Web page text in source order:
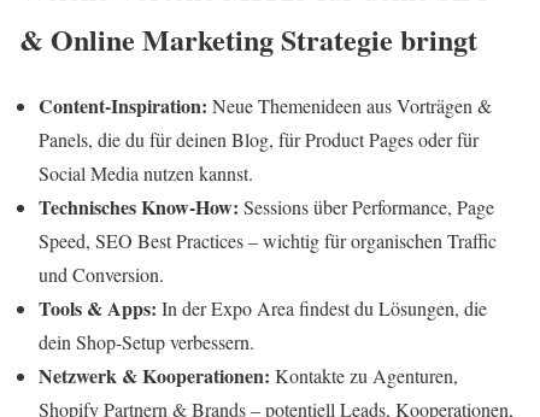
& Online Marketing Strategie bringt
Content-Inspiration: Neue Themenideen aus Vorträgen &
Panels, die du für deinen Blog, für Product Pages oder für
Social Media nutzen kannst.
Technisches Know-How: Sessions über Performance, Page
Speed, SEO Best Practices – wichtig für organischen Traffic
und Conversion.
Tools & Apps: In der Expo Area findest du Lösungen, die
dein Shop-Setup verbessern.
Netzwerk & Kooperationen: Kontakte zu Agenturen,
Shopify Partnern & Brands – potentiell Leads, Kooperationen,